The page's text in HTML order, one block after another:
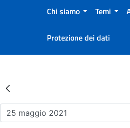
Chi siamo Temi
Protezione dei dati
Risultati della